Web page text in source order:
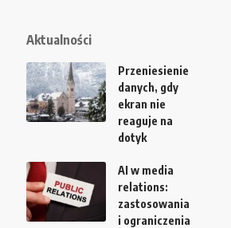
Aktualności
Przeniesienie
danych, gdy
ekran nie
reaguje na
dotyk
AI w media
relations:
zastosowania
i ograniczenia